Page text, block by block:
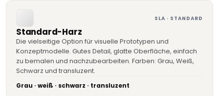
SLA · STANDARD
Standard-Harz
Die vielseitige Option für visuelle Prototypen und
Konzeptmodelle. Gutes Detail, glatte Oberfläche, einfach
zu bemalen und nachzubearbeiten. Farben: Grau, Weiß,
Schwarz und transluzent.
Grau · weiß · schwarz · transluzent